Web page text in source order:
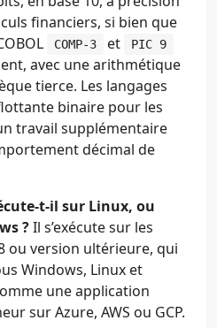
financiers, si bien que
COMP-3 et PIC 9
avec une arithmétique
tierce. Les langages
binaire pour les
travail supplémentaire
décimal de
t-il sur Linux, ou
?Il s’exécute sur les
ou version ultérieure, qui
Windows, Linux et
une application
sur Azure, AWS ou GCP.